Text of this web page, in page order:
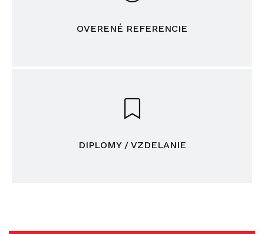
OVERENÉ REFERENCIE
DIPLOMY / VZDELANIE